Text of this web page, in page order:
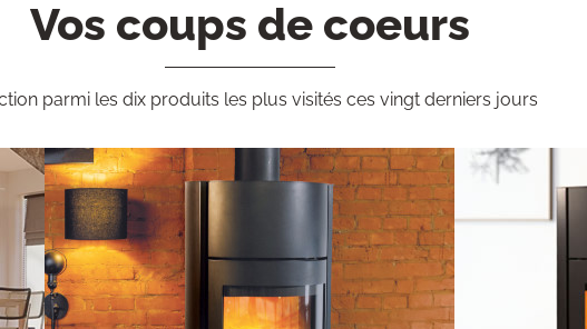
Vos coups de coeurs
parmi les dix produits les plus visités ces vingt derniers jours